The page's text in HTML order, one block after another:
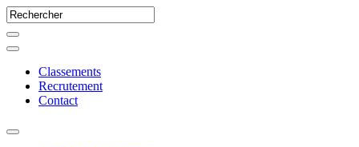
Classements
Recrutement
Contact